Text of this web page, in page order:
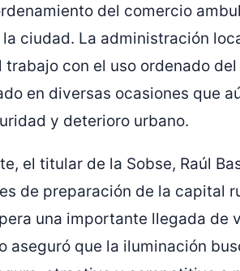
del comercio
ciudad. La administración
trabajo con el uso ordenado
en diversas ocasiones que
y deterioro urbano.
el titular de la Sobse, Raúl
de preparación de la capital
una importante llegada de
aseguró que la iluminación